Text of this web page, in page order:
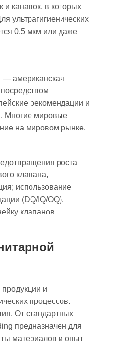
и канавок, в которых
ультрагигиенических
0,5 мкм или даже
— американская
рекомендации и
Многие мировые
на мировом рынке.
роста
клапана,
использование
(DQ/IQ/OQ).
клапанов,
и
процессов.
От стандартных
предназначен для
материалов и опыт